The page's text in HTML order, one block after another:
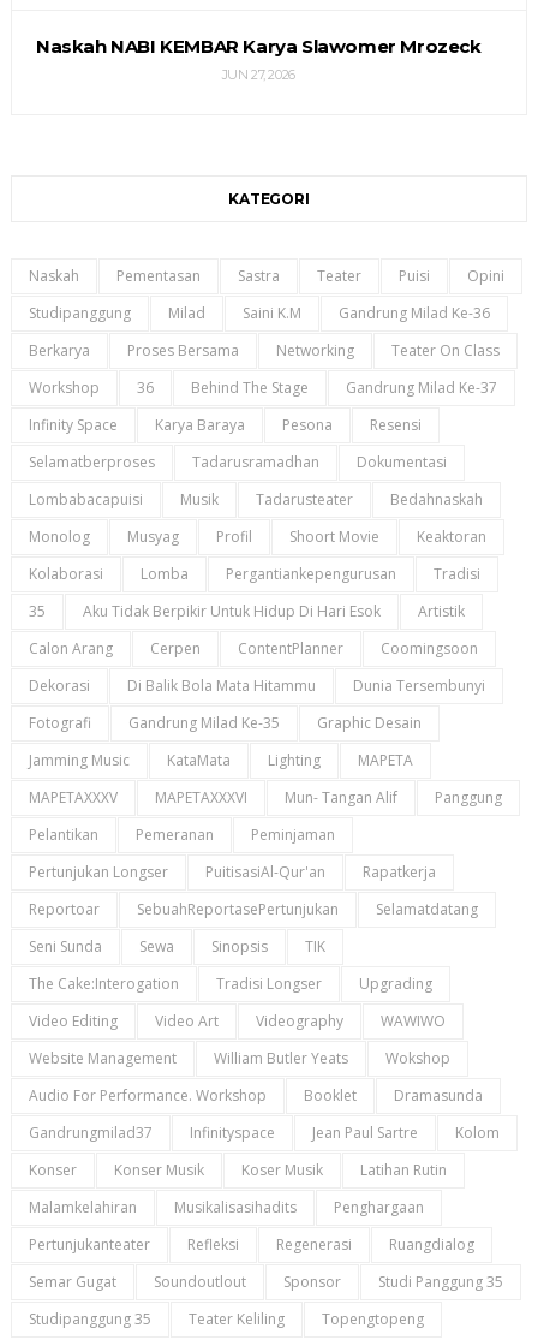
Naskah NABI KEMBAR Karya Slawomer Mrozeck
JUN 27, 2026
KATEGORI
Naskah Pementasan Sastra Teater Puisi
Opini
Studipanggung
Milad Saini K.m
Gandrung Milad Ke-36
Berkarya
Proses Bersama Networking
Teater On Class
Workshop
36 Behind The Stage
Gandrung Milad Ke-37
Infinity Space
Karya Baraya Pesona
Resensi
Selamatberproses
Tadarusramadhan
Dokumentasi
Lombabacapuisi
Musik Tadarusteater
Bedahnaskah
Monolog
Musyag Profil Shoort Movie
Keaktoran
Kolaborasi
Lomba Pergantiankepengurusan
Tradisi
35
Aku Tidak Berpikir Untuk Hidup Di Hari Esok
Artistik
Calon Arang
Cerpen ContentPlanner
Coomingsoon
Dekorasi
Di Balik Bola Mata Hitammu
Dunia Tersembunyi
Fotografi
Gandrung Milad Ke-35
Graphic Desain
Jamming Music
KataMata Lighting
MAPETA
MAPETAXXXV
MAPETAXXXVI Mun- Tangan Alif
Panggung
Pelantikan
Pemeranan
Peminjaman
Pertunjukan Longser
PuitisasiAl-Qur'an
Rapatkerja
Reportoar
SebuahReportasePertunjukan
Selamatdatang
Seni Sunda
Sewa Sinopsis
TIK
The Cake:Interogation
Tradisi Longser
Upgrading
Video Editing
Video Art Videography
WAWIWO
Website Management
William Butler Yeats
Wokshop
Audio For Performance. Workshop
Booklet
Dramasunda
Gandrungmilad37
Infinityspace Jean Paul Sartre
Kolom
Konser
Konser Musik Koser Musik
Latihan Rutin
Malamkelahiran
Musikalisasihadits
Penghargaan
Pertunjukanteater
Refleksi Regenerasi
Ruangdialog
Semar Gugat
Soundoutlout Sponsor
Studi Panggung 35
Studipanggung 35
Teater Keliling Topengtopeng